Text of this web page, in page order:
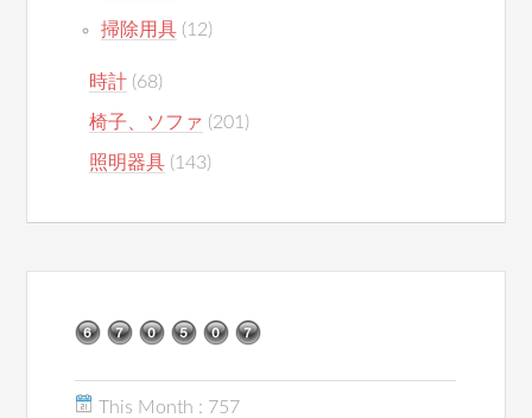
掃除用具 (12)
時計 (68)
椅子、ソファ (201)
照明器具 (143)
This Month : 757